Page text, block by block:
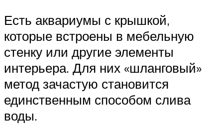
Есть аквариумы с крышкой,
которые встроены в мебельную
стенку или другие элементы
интерьера. Для них «шланговый»
метод зачастую становится
единственным способом слива
воды.